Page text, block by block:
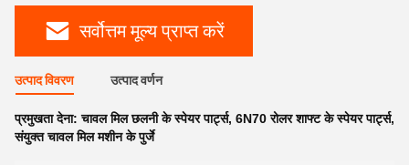
सर्वोत्तम मूल्य प्राप्त करें
उत्पाद विवरण उत्पाद वर्णन
प्रमुखता देना:चावल मिल छलनी के स्पेयर पार्ट्स, 6N70 रोलर शाफ्ट के स्पेयर पार्ट्स,
संयुक्त चावल मिल मशीन के पुर्जे